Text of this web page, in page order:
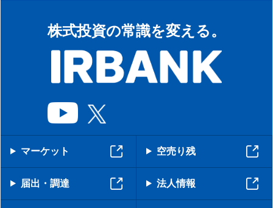
株式投資の常識を変える。
マーケット 空売り残
届出・調達 法人情報